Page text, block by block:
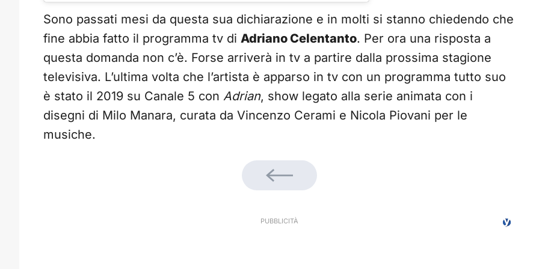
Sono passati mesi da questa sua dichiarazione e in molti si stanno chiedendo che
fine abbia fatto il programma tv di Adriano Celentanto. Per ora una risposta a
questa domanda non c’è. Forse arriverà in tv a partire dalla prossima stagione
televisiva. L’ultima volta che l’artista è apparso in tv con un programma tutto suo
è stato il 2019 su Canale 5 con Adrian, show legato alla serie animata con i
disegni di Milo Manara, curata da Vincenzo Cerami e Nicola Piovani per le
musiche.